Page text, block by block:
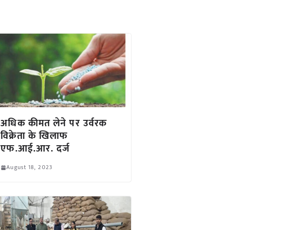
अधिक कीमत लेने पर उर्वरक
विक्रेता के खिलाफ
एफ.आई.आर. दर्ज
August 18, 2023